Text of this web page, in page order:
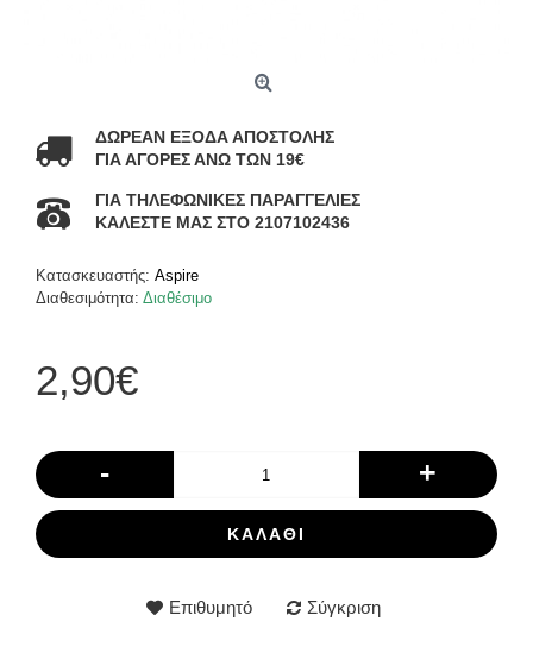
ΔΩΡΕΑΝ ΕΞΟΔΑ ΑΠΟΣΤΟΛΗΣ
ΓΙΑ ΑΓΟΡΕΣ ΑΝΩ ΤΩΝ 19€
ΓΙΑ ΤΗΛΕΦΩΝΙΚΕΣ ΠΑΡΑΓΓΕΛΙΕΣ
ΚΑΛΕΣΤΕ ΜΑΣ ΣΤΟ 2107102436
Κατασκευαστής: Aspire
Διαθεσιμότητα: Διαθέσιμο
2,90€
- +
ΚΑΛΆΘΙ
Επιθυμητό Σύγκριση